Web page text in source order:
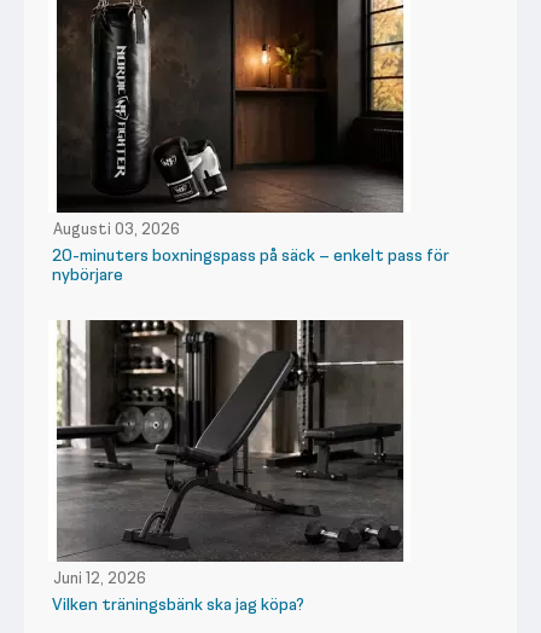
Augusti 03, 2026
20-minuters boxningspass på säck – enkelt pass för
nybörjare
Juni 12, 2026
Vilken träningsbänk ska jag köpa?